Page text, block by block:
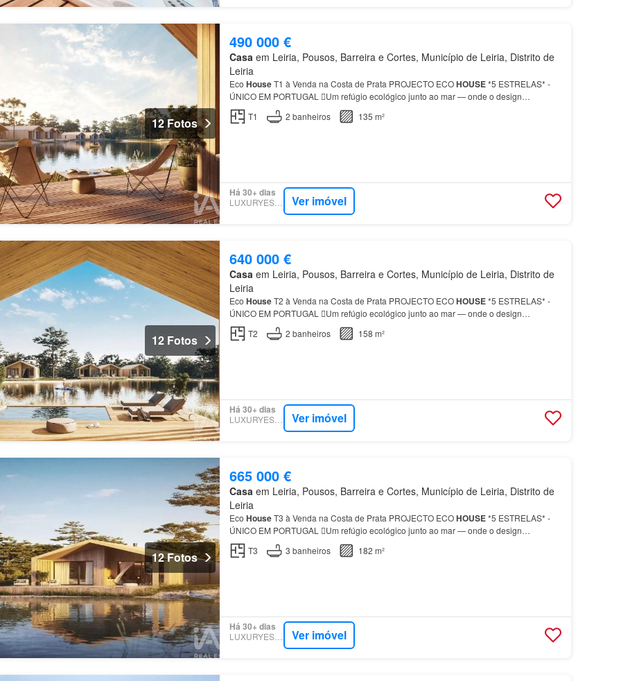
12 Fotos
490 000 €
Casa em Leiria, Pousos, Barreira e Cortes, Município de Leiria, Distrito de
Leiria
Eco HouseT1 à Venda na Costa de Prata PROJECTO ECOHOUSE*5 ESTRELAS* -
ÚNICO EM PORTUGAL Um refúgio ecológico junto ao mar — onde o design
contemporâneo
T1 2 banheiros 135 m²
Há 30+ dias
LUXURYESTATE Ver imóvel
12 Fotos
640 000 €
Casa em Leiria, Pousos, Barreira e Cortes, Município de Leiria, Distrito de
Leiria
Eco HouseT2 à Venda na Costa de Prata PROJECTO ECOHOUSE*5 ESTRELAS* -
ÚNICO EM PORTUGAL Um refúgio ecológico junto ao mar — onde o design
contemporâneo
T2 2 banheiros 158 m²
Há 30+ dias
LUXURYESTATE Ver imóvel
12 Fotos
665 000 €
Casa em Leiria, Pousos, Barreira e Cortes, Município de Leiria, Distrito de
Leiria
Eco HouseT3 à Venda na Costa de Prata PROJECTO ECOHOUSE*5 ESTRELAS* -
ÚNICO EM PORTUGAL Um refúgio ecológico junto ao mar — onde o design
contemporâneo
T3 3 banheiros 182 m²
Há 30+ dias
LUXURYESTATE Ver imóvel